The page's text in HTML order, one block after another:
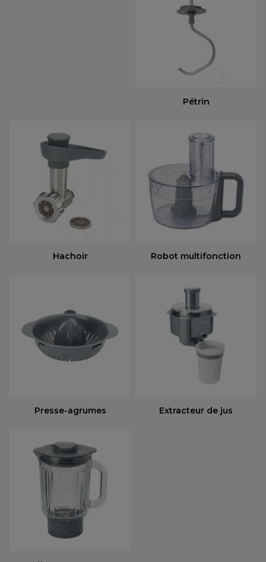
Pétrin
Hachoir Robot multifonction
Presse-agrumes Extracteur de jus